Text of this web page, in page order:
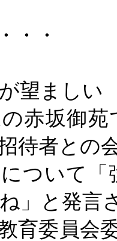
・・
望まし
赤坂御苑
待者との
ついて
」と発言
育委員会